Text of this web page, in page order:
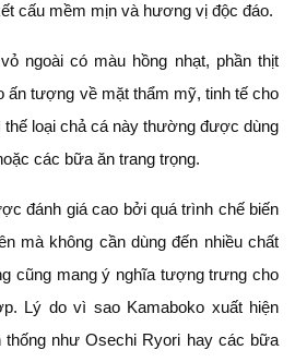
cấu mềm mịn và hương vị độc đáo.
ngoài có màu hồng nhạt, phần thịt
ấn tượng về mặt thẩm mỹ, tinh tế cho
loại chả cá này thường được dùng
các bữa ăn trang trọng.
đánh giá cao bởi quá trình chế biến
mà không cần dùng đến nhiều chất
cũng mang ý nghĩa tượng trưng cho
Lý do vì sao Kamaboko xuất hiện
thống như Osechi Ryori hay các bữa